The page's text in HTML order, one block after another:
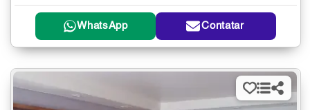
WhatsApp Contatar